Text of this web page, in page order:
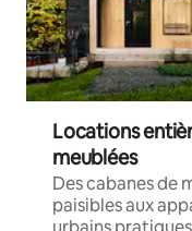
Locations
meublées
Des cabanes de
paisibles aux